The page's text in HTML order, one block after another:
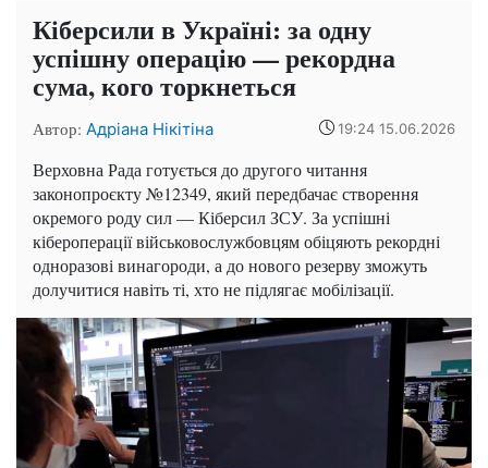
Кіберсили в Україні: за одну
успішну операцію — рекордна
сума, кого торкнеться
Автор: Адріана Нікітіна 19:24 15.06.2026
Верховна Рада готується до другого читання
законопроєкту №12349, який передбачає створення
окремого роду сил — Кіберсил ЗСУ. За успішні
кібероперації військовослужбовцям обіцяють рекордні
одноразові винагороди, а до нового резерву зможуть
долучитися навіть ті, хто не підлягає мобілізації.